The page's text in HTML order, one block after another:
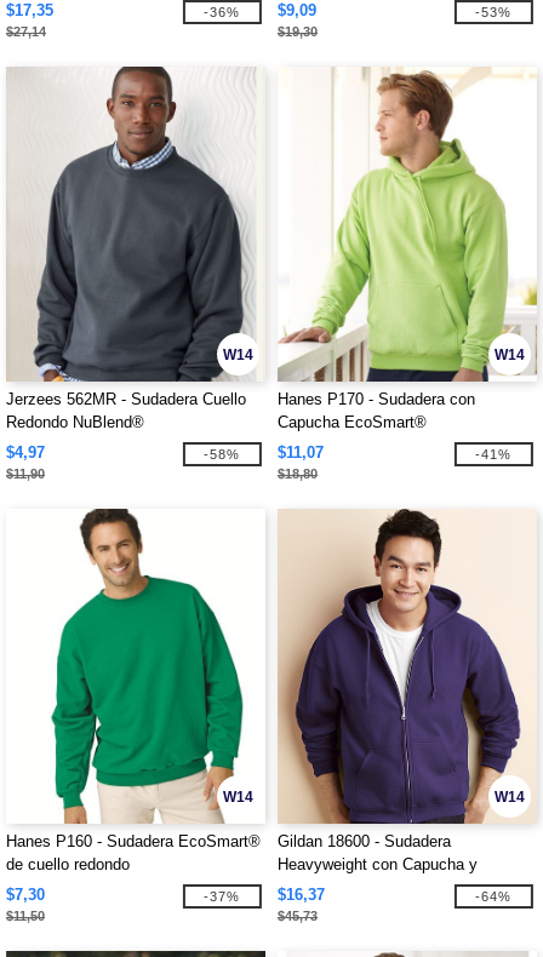
$17,35
$27,14
-36%
$9,09
$19,30
-53%
W14
Jerzees 562MR - Sudadera Cuello
Redondo NuBlend®
$4,97
$11,90
-58%
W14
Hanes P170 - Sudadera con
Capucha EcoSmart®
$11,07
$18,80
-41%
W14
Hanes P160 - Sudadera EcoSmart®
de cuello redondo
$7,30
$11,50
-37%
W14
Gildan 18600 - Sudadera
Heavyweight con Capucha y
Cremallera Completa
$16,37
$45,73
-64%